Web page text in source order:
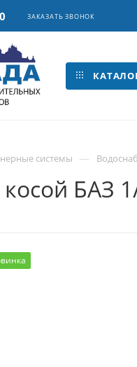
ЗАКАЗАТЬ ЗВОНОК
системы —
БАЗ